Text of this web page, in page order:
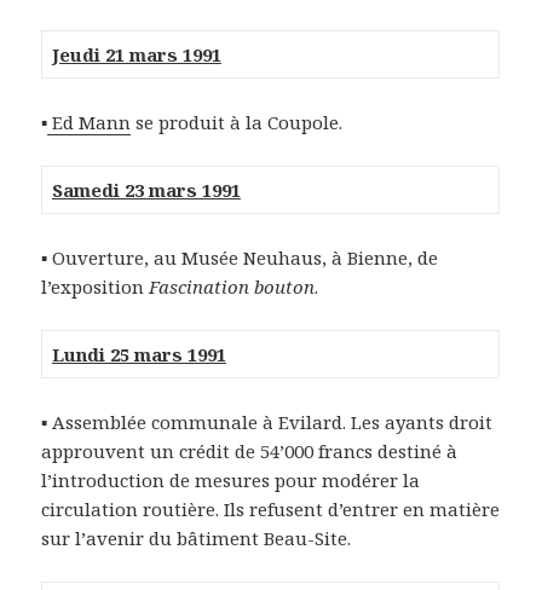
Jeudi 21 mars 1991
▪ Ed Mann se produit à la Coupole.
Samedi 23 mars 1991
▪ Ouverture, au Musée Neuhaus, à Bienne, de
l’expositionFascination bouton.
Lundi 25 mars 1991
▪Assemblée communale à Evilard. Les ayants droit
approuvent un crédit de 54’000 francs destiné à
l’introduction de mesures pour modérer la
circulation routière. Ils refusent d’entrer en matière
sur l’avenir du bâtiment Beau-Site.